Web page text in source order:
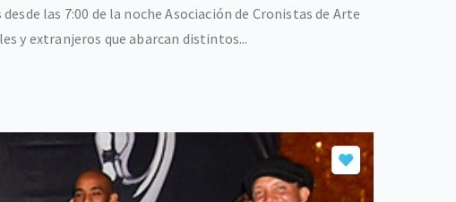
las 7:00 de la noche Asociación de Cronistas de Arte
y extranjeros que abarcan distintos...